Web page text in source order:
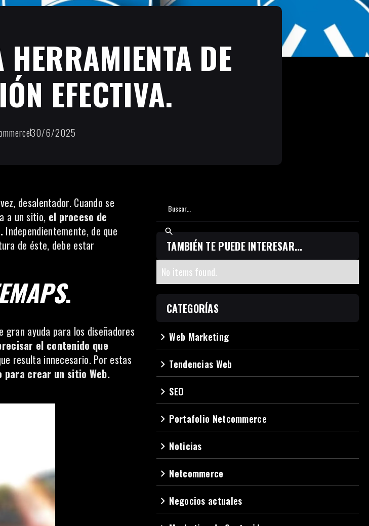
DE
EFECTIVA.
30/6/2025
desalentador. Cuando se
a un sitio, el proceso de
Independientemente, de que
de éste, debe estar
.
ayuda para los diseñadores
el contenido que
resulta innecesario. Por estas
para crear un sitio Web.
TAMBIÉN TE PUEDE INTERESAR...
No items found.
CATEGORÍAS
navigate_nextWeb Marketing
navigate_next Tendencias Web
navigate_next SEO
navigate_next Portafolio Netcommerce
navigate_next Noticias
navigate_next Netcommerce
navigate_next Negocios actuales